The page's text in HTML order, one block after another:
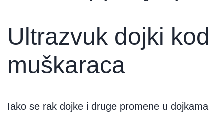
Ultrazvuk dojki kod
muškaraca
Iako se rak dojke i druge promene u dojkama